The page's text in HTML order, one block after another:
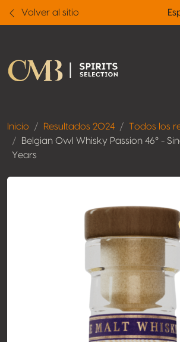
Volver al sitio
Inicio Resultados 2024
Todos los
Belgian Owl Whisky Passion 46° -
Years